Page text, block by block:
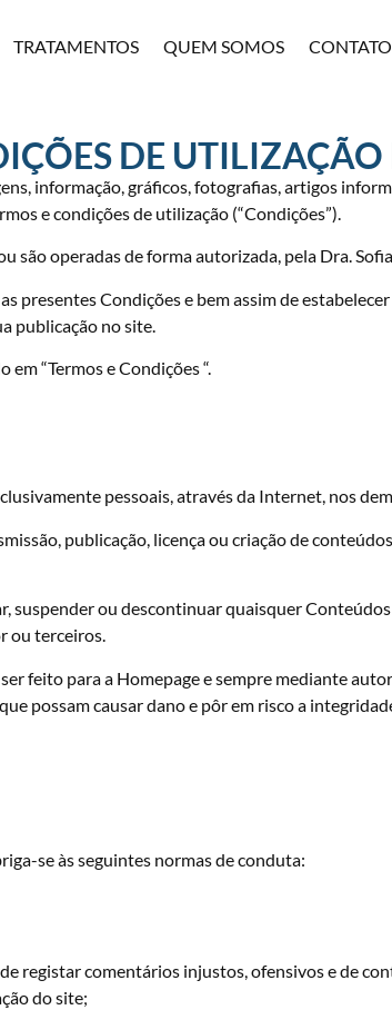
TRATAMENTOS QUEM SOMOS CONTATO
DE UTILIZAÇÃO
informação, gráficos, fotografias, artigos
e condições de utilização (“Condições”).
são operadas de forma autorizada, pela Dra.
Condições e bem assim de
publicação no site.
“Termos e Condições “.
pessoais, através da Internet, nos
publicação, licença ou criação de
suspender ou descontinuar quaisquer
ou terceiros.
feito para a Homepage e sempre mediante
possam causar dano e pôr em risco a
se às seguintes normas de conduta:
registar comentários injustos, ofensivos e de
do site;